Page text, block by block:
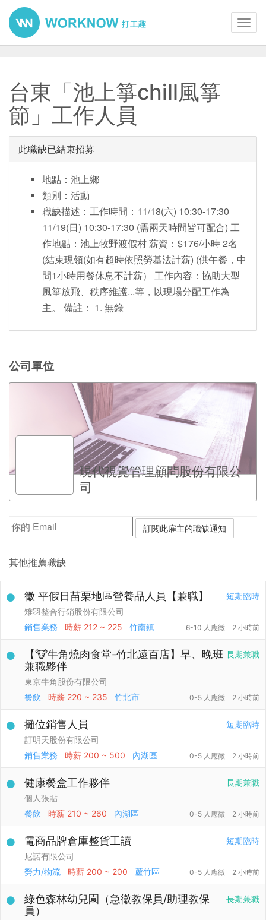
台東「池上箏chill風箏
節」工作人員
此職缺已結束招募
地點：池上鄉
類別：活動
職缺描述：工作時間：11/18(六) 10:30-17:30
11/19(日) 10:30-17:30 (需兩天時間皆可配合) 工
作地點：池上牧野渡假村 薪資：$176/小時 2名
(結束現領(如有超時依照勞基法計薪) (供午餐，中
間1小時用餐休息不計薪） 工作內容：協助大型
風箏放飛、秩序維護...等，以現場分配工作為
主。 備註： 1. 無錄
公司單位
現代視覺管理顧問股份有限公
司
其他推薦職缺
短期臨時
徵 平假日苗栗地區營養品人員【兼職】
雉羽整合行銷股份有限公司
銷售業務
時薪 212 ~ 225 竹南鎮 6-10 人應徵 2 小時前
長期兼職
【🐮牛角燒肉食堂-竹北遠百店】早、晚班
兼職夥伴
東京牛角股份有限公司
餐飲
時薪 220 ~ 235 竹北市 0-5 人應徵 2 小時前
短期臨時
攤位銷售人員
訂明天股份有限公司
銷售業務
時薪 200 ~ 500 內湖區 0-5 人應徵 2 小時前
長期兼職
健康餐盒工作夥伴
個人張貼
餐飲
時薪 210 ~ 260 內湖區 0-5 人應徵 2 小時前
短期臨時
電商品牌倉庫整貨工讀
尼諾有限公司
勞力/物流
時薪 200 ~ 200 蘆竹區 0-5 人應徵 2 小時前
長期兼職
綠色森林幼兒園（急徵教保員/助理教保
員）